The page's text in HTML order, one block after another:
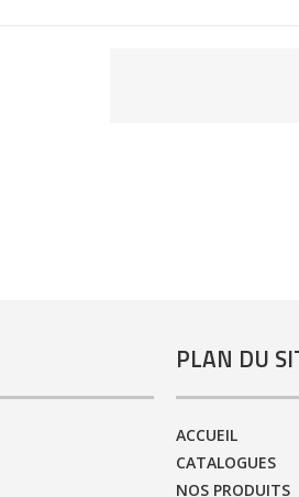
PLAN DU
ACCUEIL
CATALOGUES
NOS PRODUITS